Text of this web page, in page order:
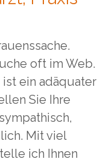
oft im Web.
ein adäquater
Sie Ihre
Mit viel
ich Ihnen